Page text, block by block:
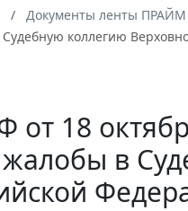
Документы ленты ПРАЙМ
коллегию
18
в